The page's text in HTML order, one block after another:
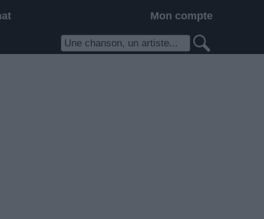
Mon compte